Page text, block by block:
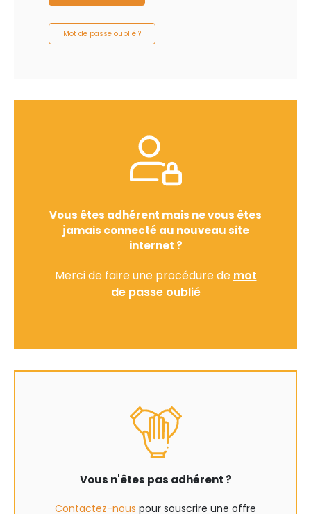
Mot de passe oublié ?
Vous êtes adhérent mais ne vous êtes
jamais connecté au nouveau site
internet ?
Merci de faire une procédure de mot
de passe oublié
Vous n'êtes pas adhérent ?
Contactez-nous pour souscrire une offre